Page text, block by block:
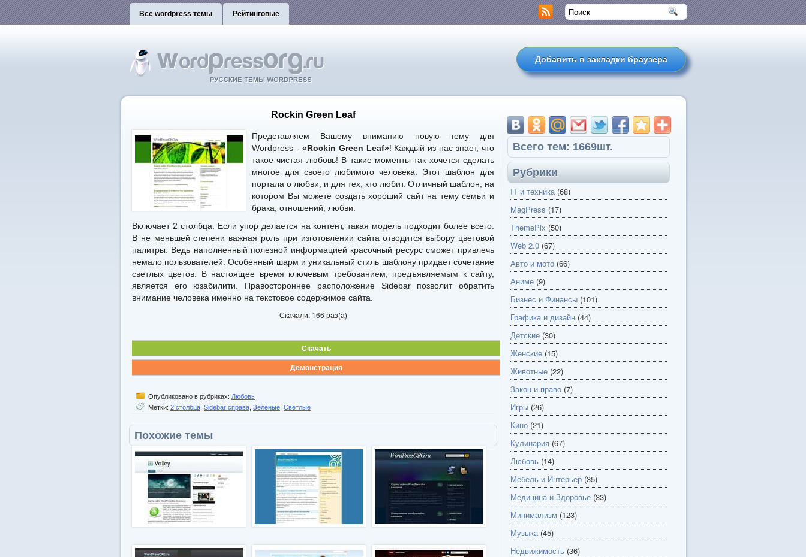
Все wordpress темы Рейтинговые
Добавить в закладки браузера
Rockin Green Leaf
Представляем Вашему вниманию новую тему для
Wordpress - «Rockin Green Leaf»! Каждый из нас знает, что
такое чистая любовь! В такие моменты так хочется сделать
многое для своего любимого человека. Этот шаблон для
портала о любви, и для тех, кто любит. Отличный шаблон, на
котором Вы можете создать хороший сайт на тему семьи и
брака, отношений, любви.
Включает 2 столбца. Если упор делается на контент, такая модель подходит более всего.
В не меньшей степени важная роль при изготовлении сайта отводится выбору цветовой
палитры. Ведь наполненный полезной информацией красочный ресурс сможет привлечь
немало пользователей. Особенный шарм и уникальный стиль шаблону придает сочетание
светлых цветов. В настоящее время ключевым требованием, предъявляемым к сайту,
является его юзабилити. Правостороннее расположение Sidebar позволит обратить
внимание человека именно на текстовое содержимое сайта.
Скачали: 166 раз(а)
Скачать
Демонстрация
Опубликовано в рубриках: Любовь
Метки: 2 столбца Sidebar справа Зелёные Светлые
Похожие темы
Всего тем: 1669шт.
Рубрики
IT и техника(68)
MagPress (17)
ThemePix (50)
Web 2.0 (67)
Авто и мото (66)
Аниме (9)
Бизнес и Финансы (101)
Графика и дизайн (44)
Детские (30)
Женские (15)
Животные (22)
Закон и право (7)
Игры (26)
Кино (21)
Кулинария (67)
Любовь (14)
Мебель и Интерьер (35)
Медицина и Здоровье (33)
Минимализм (123)
Музыка(45)
Недвижимость (36)